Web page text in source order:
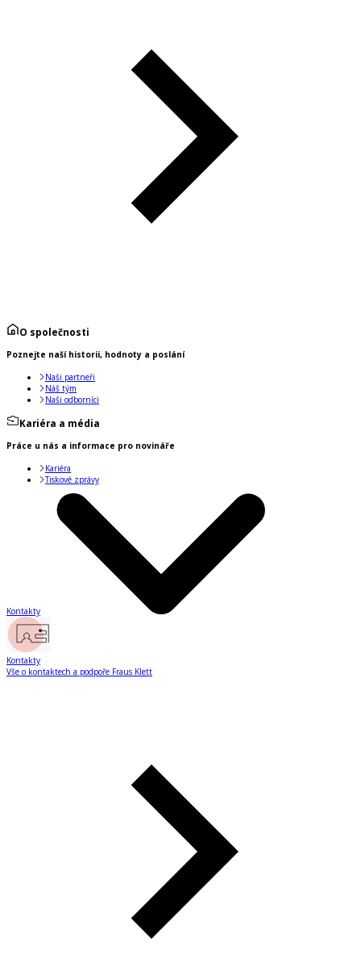
O společnosti
Poznejte naší historii, hodnoty a poslání
Naši partneři
Náš tým
Naši odborníci
Kariéra a média
Práce u nás a informace pro novináře
Kariéra
Tiskové zprávy
Kontakty
Kontakty
Vše o kontaktech a podpoře Fraus Klett